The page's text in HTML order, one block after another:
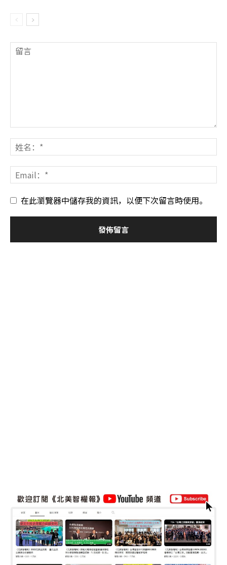
在此瀏覽器中儲存我的資訊，以便下次留言時使用。